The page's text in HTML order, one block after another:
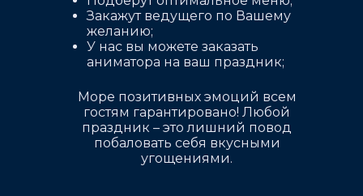
Закажут ведущего по Вашему
желанию;
У нас вы можете заказать
аниматора на ваш праздник;
Море позитивных эмоций всем
гостям гарантировано! Любой
праздник – это лишний повод
побаловать себя вкусными
угощениями.